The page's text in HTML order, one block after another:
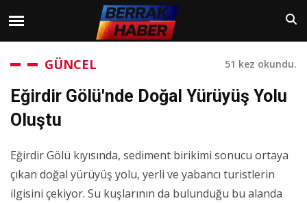
GÜNCEL 51 kez okundu.
Eğirdir Gölü'nde Doğal Yürüyüş Yolu
Oluştu
Eğirdir Gölü kıyısında, sediment birikimi sonucu ortaya
çıkan doğal yürüyüş yolu, yerli ve yabancı turistlerin
ilgisini çekiyor. Su kuşlarının da bulunduğu bu alanda